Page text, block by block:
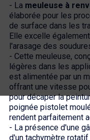
- La meuleuse à
élaborée pour les
de surface dans les
Elle excelle
l'arasage des
- Cette meuleuse,
légères dans les
est alimentée par un
offrant une vitesse
pour décaper la
poignée pistolet
rendent parfaitement
- La présence d'une
d'un tachymètre